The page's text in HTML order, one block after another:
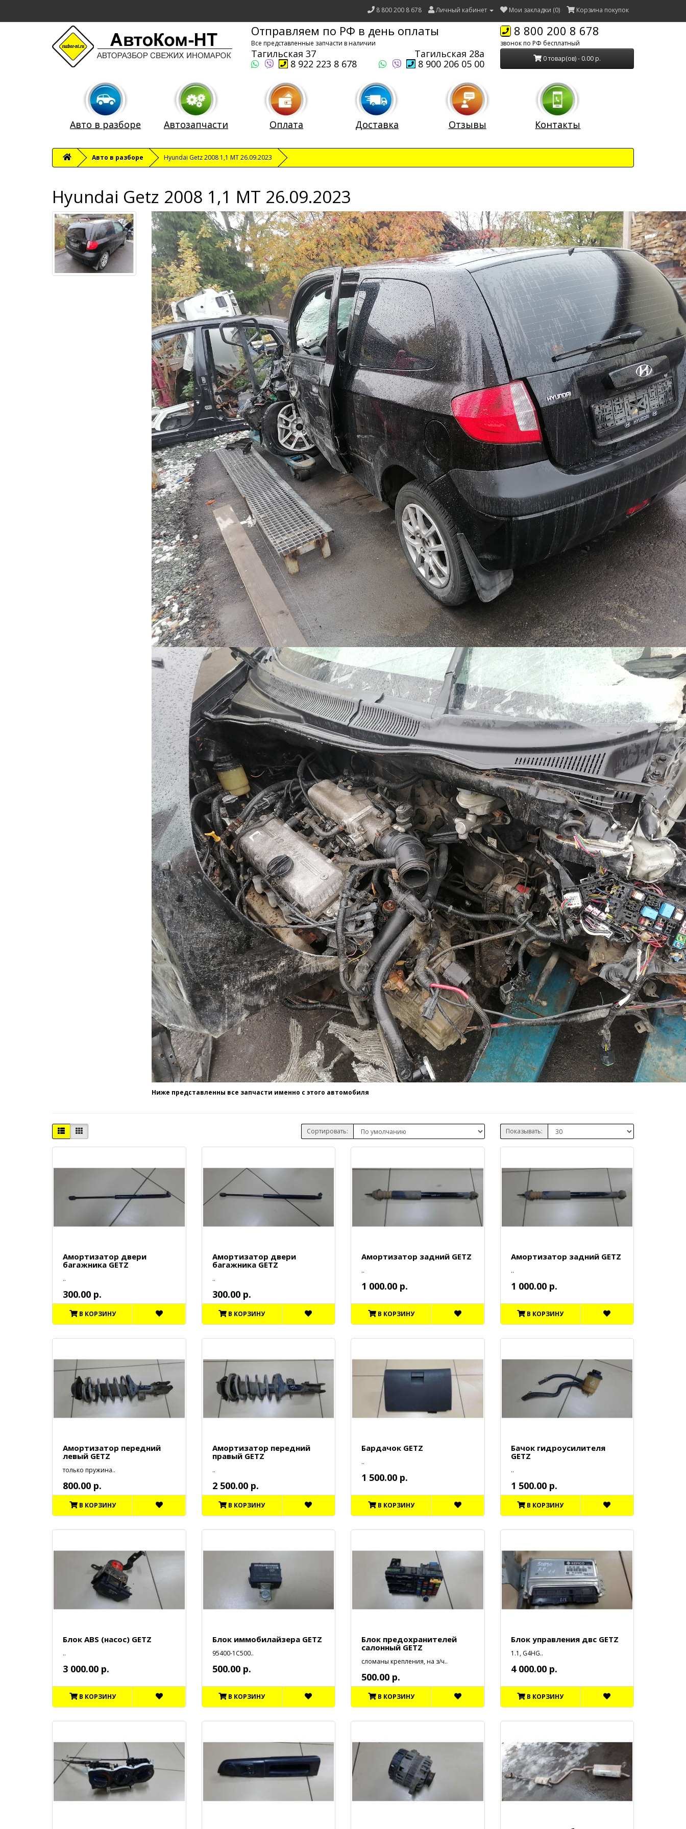
8 800 200 8 678 Личный кабинет Мои закладки (0) Корзина покупок
Отправляем по РФ в день оплаты
Все представленные запчасти в наличии
Тагильская 37
Тагильская 28а
8 922 223 8 678
8 900 206 05 00
8 800 200 8 678
звонок по РФ бесплатный
0 товар(ов) - 0.00 р.
Авто в разборе Автозапчасти Оплата Доставка Отзывы Контакты
Авто в разборе Hyundai Getz 2008 1,1 MT 26.09.2023
Hyundai Getz 2008 1,1 MT 26.09.2023
Ниже представленны все запчасти именно с этого автомобиля
Сортировать: Показывать:
Амортизатор двери
багажника GETZ
..
300.00 р.
В КОРЗИНУ
Амортизатор двери
багажника GETZ
..
300.00 р.
В КОРЗИНУ
Амортизатор задний GETZ
..
1 000.00 р.
В КОРЗИНУ
Амортизатор задний GETZ
..
1 000.00 р.
В КОРЗИНУ
Амортизатор передний
левый GETZ
только пружина..
800.00 р.
В КОРЗИНУ
Амортизатор передний
правый GETZ
..
2 500.00 р.
В КОРЗИНУ
Бардачок GETZ
..
1 500.00 р.
В КОРЗИНУ
Бачок гидроусилителя
GETZ
..
1 500.00 р.
В КОРЗИНУ
Блок ABS (насос) GETZ
..
3 000.00 р.
В КОРЗИНУ
Блок иммобилайзера GETZ
95400-1С500..
500.00 р.
В КОРЗИНУ
Блок предохранителей
салонный GETZ
сломаны крепления, на з/ч..
500.00 р.
В КОРЗИНУ
Блок управления двс GETZ
1.1, G4HG..
4 000.00 р.
В КОРЗИНУ